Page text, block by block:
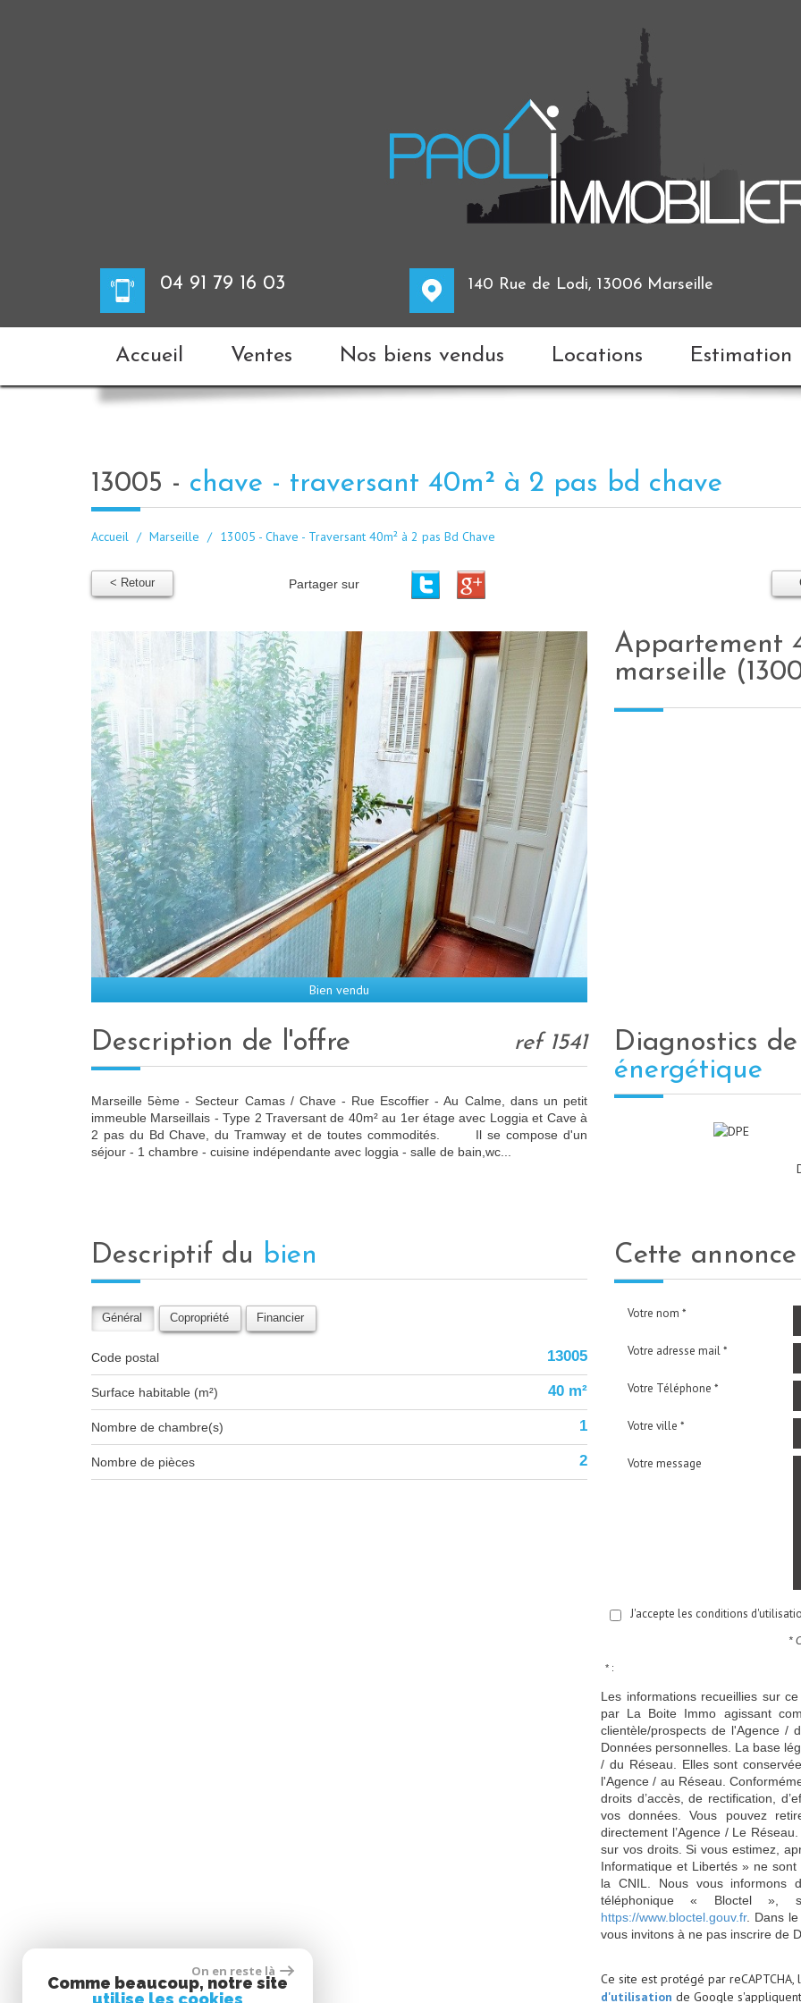
04 91 79 16 03 140 Rue de Lodi, 13006 Marseille
Accueil Ventes Nos biens vendus Locations Estimation
13005 - chave - traversant 40m² à 2 pas bd chave
Accueil Marseille 13005 - Chave - Traversant 40m² à 2 pas Bd Chave
< Retour Partager sur
Bien vendu
appartement 40 m² - 2 pièces -
marseille
description de l'offre ref 1541
Marseille 5ème - Secteur Camas / Chave - Rue Escoffier - Au Calme, dans un petit
immeuble Marseillais - Type 2 Traversant de 40m² au 1er étage avec Loggia et Cave à
2 pas du Bd Chave, du Tramway et de toutes commodités. Il se compose d'un
séjour - 1 chambre - cuisine indépendante avec loggia - salle de bain,wc...
diagnostics de
énergétique
descriptif du bien
Général Copropriété Financier
Code postal 13005
Surface habitable (m²) 40 m²
Nombre de chambre(s) 1
Nombre de pièces 2
cette annonce
Votre nom *
Votre adresse mail *
Votre Téléphone *
Votre ville *
Votre message
J'accepte les conditions
*
* :
Les informations recueillies sur
par La Boite Immo agissant
clientèle/prospects de l'Agence /
Données personnelles. La base
/ du Réseau. Elles sont
l'Agence / au Réseau.
droits d’accès, de rectification,
vos données. Vous pouvez
directement l’Agence / Le
sur vos droits. Si vous estimez,
Informatique et Libertés » ne
la CNIL. Nous vous informons
téléphonique « Bloctel »,
https://www.bloctel.gouv.fr. Dans
vous invitons à ne pas inscrire de
Ce site est protégé par reCAPTCHA,
d'utilisation de Google
On en reste là
Comme beaucoup, notre site
utilise les cookies